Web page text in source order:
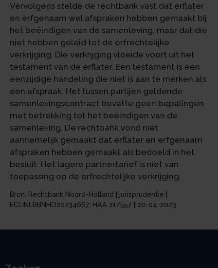
Vervolgens stelde de rechtbank vast dat erflater
en erfgenaam wel afspraken hebben gemaakt bij
het beëindigen van de samenleving, maar dat die
niet hebben geleid tot de erfrechtelijke
verkrijging. Die verkrijging vloeide voort uit het
testament van de erflater. Een testament is een
eenzijdige handeling die niet is aan te merken als
een afspraak. Het tussen partijen geldende
samenlevingscontract bevatte geen bepalingen
met betrekking tot het beëindigen van de
samenleving. De rechtbank vond niet
aannemelijk gemaakt dat erflater en erfgenaam
afspraken hebben gemaakt als bedoeld in het
besluit. Het lagere partnertarief is niet van
toepassing op de erfrechtelijke verkrijging.
Bron: Rechtbank Noord-Holland | jurisprudentie |
ECLINLRBNHO20234667, HAA 21/557 | 20-04-2023